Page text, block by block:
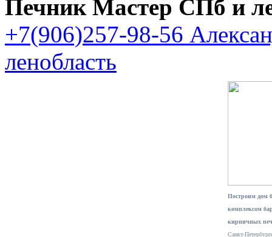
Печник Мастер СПб и
+7(906)257-98-56
ленобласть
Построим дом
комплексом
кирпичных
Санкт-